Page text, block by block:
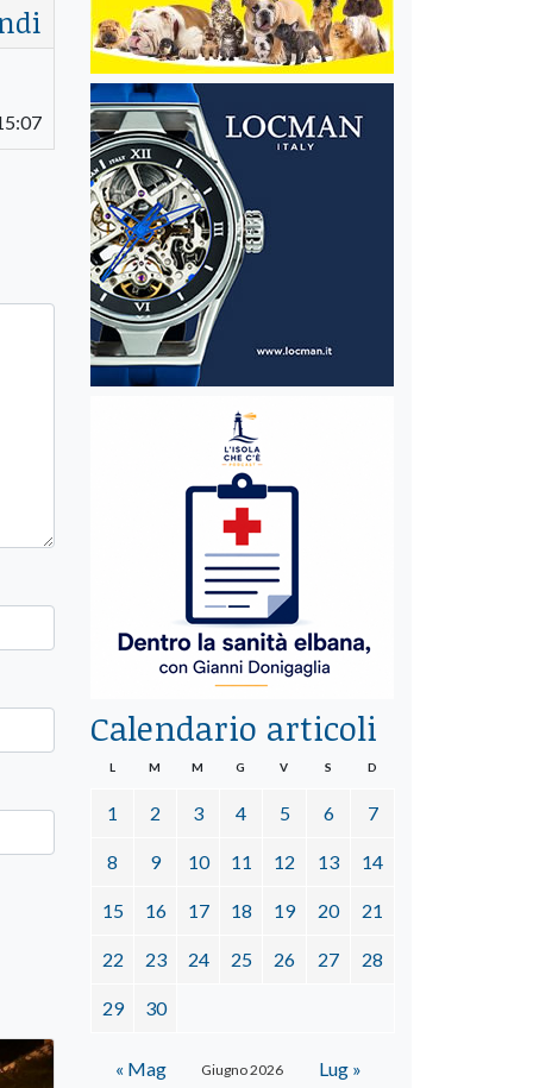
Calendario articoli
Giugno 2026
L M M G V S D
1 2 3 4 5 6 7
8 9 10 11 12 13 14
15 16 17 18 19 20 21
22 23 24 25 26 27 28
29 30
« Mag Lug »